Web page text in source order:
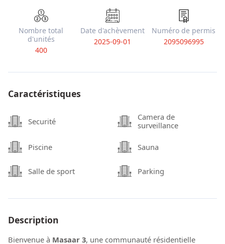
Nombre total
d'unités
400
Date d'achèvement
2025-09-01
Numéro de permis
2095096995
Caractéristiques
Securité
Camera de
surveillance
Piscine Sauna
Salle de sport Parking
Description
Bienvenue à Masaar 3, une communauté résidentielle